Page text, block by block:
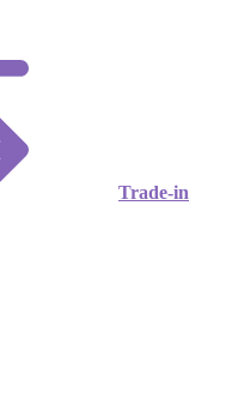
Trade-in